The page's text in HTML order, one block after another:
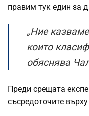
правим тук един за
„Ние
които
обяснява
Преди срещата
съсредоточите